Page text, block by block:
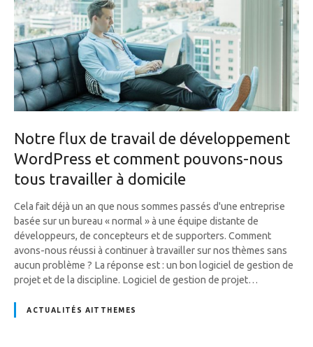
Notre flux de travail de développement
WordPress et comment pouvons-nous
tous travailler à domicile
Cela fait déjà un an que nous sommes passés d'une entreprise
basée sur un bureau « normal » à une équipe distante de
développeurs, de concepteurs et de supporters. Comment
avons-nous réussi à continuer à travailler sur nos thèmes sans
aucun problème ? La réponse est : un bon logiciel de gestion de
projet et de la discipline. Logiciel de gestion de projet…
ACTUALITÉS AITTHEMES